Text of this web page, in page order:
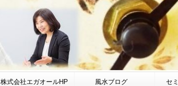
株式会社エガオールHP 風水ブログ セ